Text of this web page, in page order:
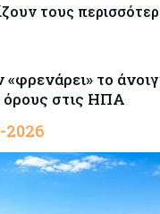
τους
«φρενάρει» το
όρους στις ΗΠΑ
2026